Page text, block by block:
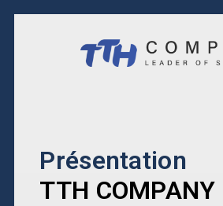
Présentation
TTH COMPANY